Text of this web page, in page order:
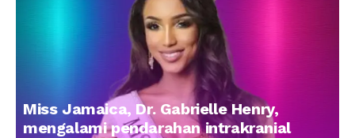
Miss Jamaica, Dr. Gabrielle Henry,
mengalami pendarahan intrakranial